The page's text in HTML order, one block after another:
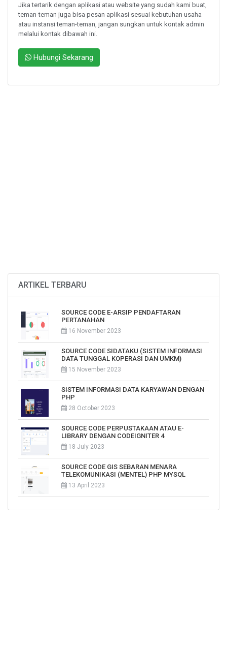
Jika tertarik dengan aplikasi atau website yang sudah kami buat,
teman-teman juga bisa pesan aplikasi sesuai kebutuhan usaha
atau instansi teman-teman, jangan sungkan untuk kontak admin
melalui kontak dibawah ini.
Hubungi Sekarang
ARTIKEL TERBARU
SOURCE CODE E-ARSIP PENDAFTARAN
PERTANAHAN
16 November 2023
SOURCE CODE SIDATAKU (SISTEM INFORMASI
DATA TUNGGAL KOPERASI DAN UMKM)
15 November 2023
SISTEM INFORMASI DATA KARYAWAN DENGAN
PHP
28 October 2023
SOURCE CODE PERPUSTAKAAN ATAU E-
LIBRARY DENGAN CODEIGNITER 4
18 July 2023
SOURCE CODE GIS SEBARAN MENARA
TELEKOMUNIKASI (MENTEL) PHP MYSQL
13 April 2023